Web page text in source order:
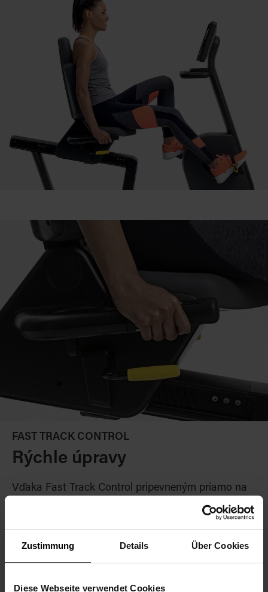
Zustimmung Details Über Cookies
Diese Webseite verwendet Cookies
FAST TRACK CONTROL
Rýchle úpravy
Vďaka Fast Track Control pripevneným priamo na
meniť intenzitu rýchlo a ľahko.
a zabráni sa
nesprávnemu držaniu tela.